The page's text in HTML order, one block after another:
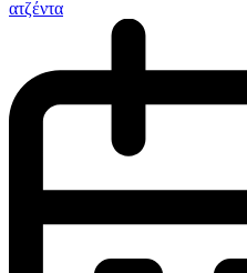
ατζέντα